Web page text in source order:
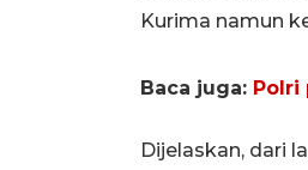
Kurima namun
Baca juga: Polri
Dijelaskan, dari